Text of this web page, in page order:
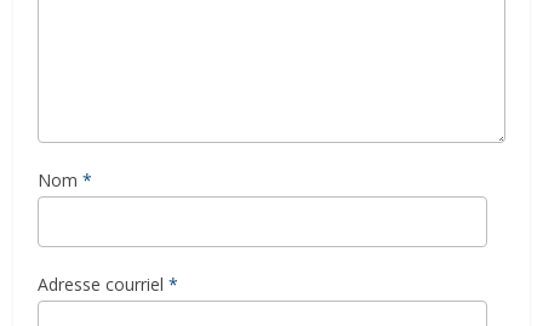
Nom *
Adresse courriel *